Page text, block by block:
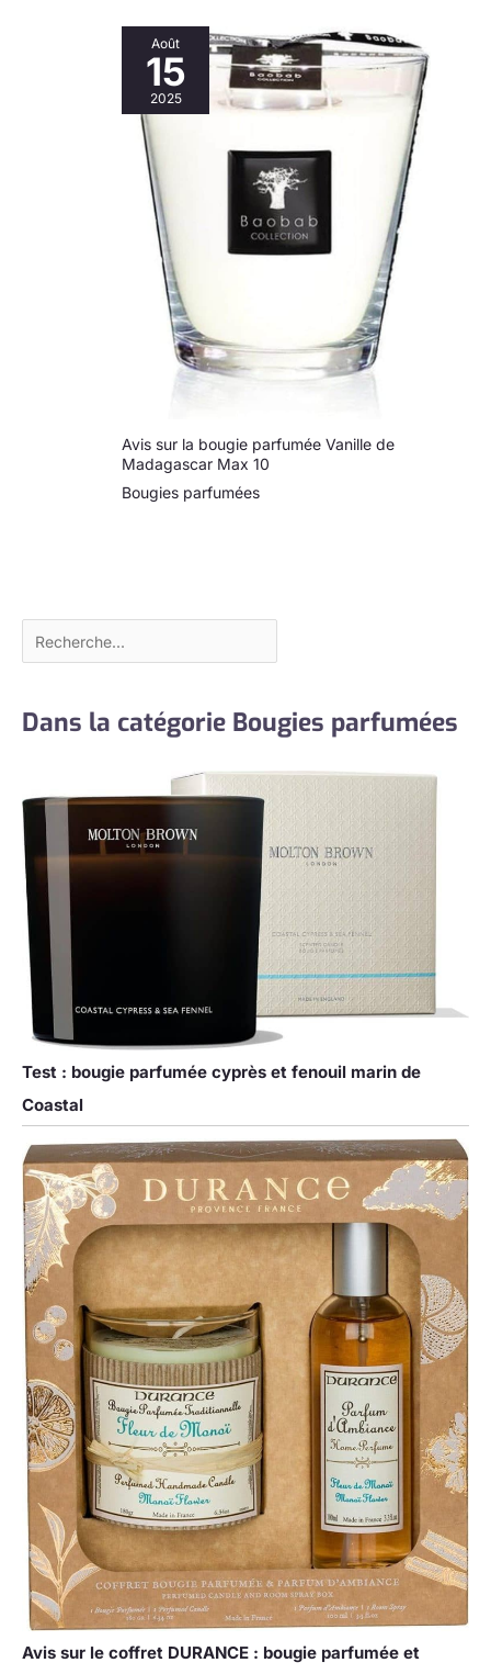
Août
15
2025
Avis sur la bougie parfumée Vanille de
Madagascar Max 10
Bougies parfumées
Dans la catégorie Bougies parfumées
Test : bougie parfumée cyprès et fenouil marin de
Coastal
Avis sur le coffret DURANCE : bougie parfumée et